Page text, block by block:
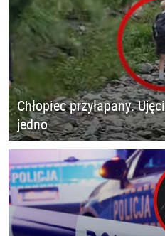
Chłopiec przyłapany.
jedno